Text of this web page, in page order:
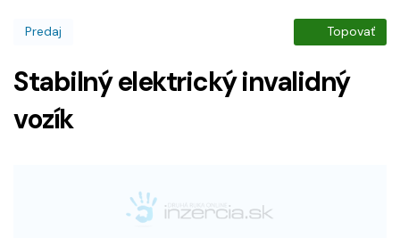
Predaj Topovať
Stabilný elektrický invalidný
vozík